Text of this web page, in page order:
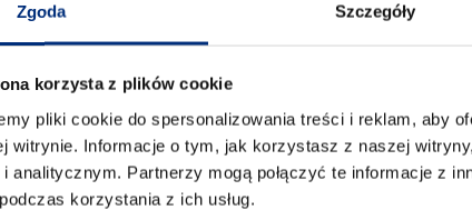
Zgoda Szczegóły
korzysta z plików cookie
pliki cookie do spersonalizowania treści i reklam, aby
witrynie. Informacje o tym, jak korzystasz z naszej
analitycznym. Partnerzy mogą połączyć te informacje z
korzystania z ich usług.
Lot zapoznawczy szybowcem za